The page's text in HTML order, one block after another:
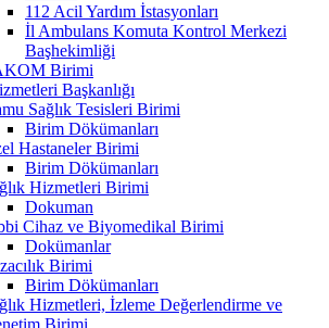
112 Acil Yardım İstasyonları
İl Ambulans Komuta Kontrol Merkezi
Başhekimliği
Birimi
Başkanlığı
Sağlık Tesisleri Birimi
Birim Dökümanları
Hastaneler Birimi
Birim Dökümanları
Hizmetleri Birimi
Dokuman
Cihaz ve Biyomedikal Birimi
Dokümanlar
Birimi
Birim Dökümanları
Hizmetleri, İzleme Değerlendirme ve
Birimi